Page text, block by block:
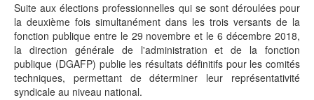
Suite aux élections professionnelles qui se sont déroulées pour
la deuxième fois simultanément dans les trois versants de la
fonction publique entre le 29 novembre et le 6 décembre 2018,
la direction générale de l'administration et de la fonction
publique (DGAFP) publie les résultats définitifs pour les comités
techniques, permettant de déterminer leur représentativité
syndicale au niveau national.